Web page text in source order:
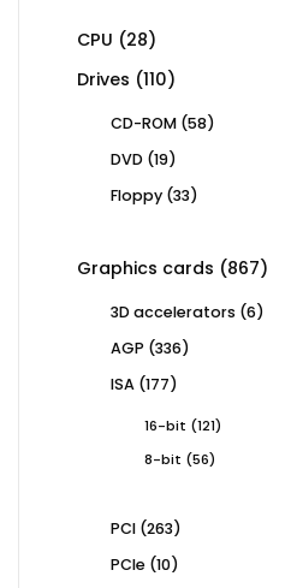
CPU 2828
products
Drives 110110
CD-ROM 5858
DVD 1919
Floppy 3333
Graphics cards 867867
3D accelerators 66
AGP 336336
ISA 177177
16-bit 121121
8-bit
5656
PCI 263263
PCIe 1010